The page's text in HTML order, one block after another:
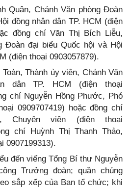
Quân, Chánh Văn phòng Đoàn
đồng nhân dân TP. HCM (điện
đồng chí Văn Thị Bích Liễu,
Đoàn đại biểu Quốc hội và Hội
(điện thoại 0903057879).
Thành ủy viên, Chánh Văn
dân TP. HCM (điện thoại
chí Nguyễn Hồng Phước, Phó
0909707419) hoặc đồng chí
Chuyên viên (điện thoại
chí Huỳnh Thị Thanh Thảo,
0907199313).
đến viếng Tổng Bí thư Nguyễn
Trưởng đoàn; quần chúng
sắp xếp của Ban tổ chức; khi